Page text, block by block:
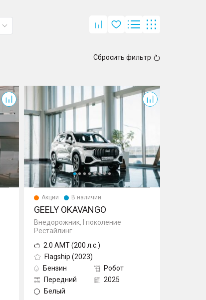
Сбросить фильтр
Okavango
Акции В наличии
GEELY OKAVANGO
Внедорожник, I поколение
Рестайлинг
2.0 AMT (200 л.с.)
Flagship (2023)
Бензин
Робот
Передний
2025
Белый